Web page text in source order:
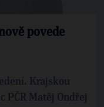
povede
Krajskou
PČR Matěj Ondřej